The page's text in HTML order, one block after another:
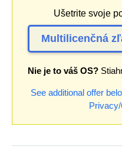
Ušetrite svoje
Multilicenčná
Nie je to váš OS?
See additional offer